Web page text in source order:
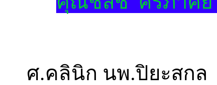
ศ.คลินิก นพ.ปิยะสกล